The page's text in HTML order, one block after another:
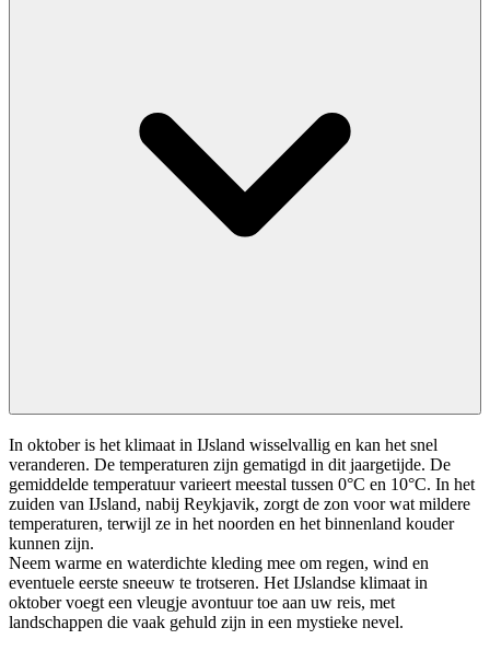
In oktober is het klimaat in IJsland wisselvallig en kan het snel
veranderen. De temperaturen zijn gematigd in dit jaargetijde. De
gemiddelde temperatuur varieert meestal tussen 0°C en 10°C. In het
zuiden van IJsland, nabij Reykjavik, zorgt de zon voor wat mildere
temperaturen, terwijl ze in het noorden en het binnenland kouder
kunnen zijn.
Neem warme en waterdichte kleding mee om regen, wind en
eventuele eerste sneeuw te trotseren. Het IJslandse klimaat in
oktober voegt een vleugje avontuur toe aan uw reis, met
landschappen die vaak gehuld zijn in een mystieke nevel.